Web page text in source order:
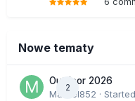
Nowe tematy
2
Outdoor 2026
Marcel852 · Started